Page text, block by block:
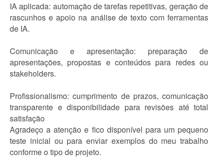
IA aplicada: automação de tarefas repetitivas, geração de
rascunhos e apoio na análise de texto com ferramentas
de IA.
Comunicação e apresentação: preparação de
apresentações, propostas e conteúdos para redes ou
stakeholders.
Profissionalismo: cumprimento de prazos, comunicação
transparente e disponibilidade para revisões até total
satisfação
Agradeço a atenção e fico disponível para um pequeno
teste inicial ou para enviar exemplos do meu trabalho
conforme o tipo de projeto.